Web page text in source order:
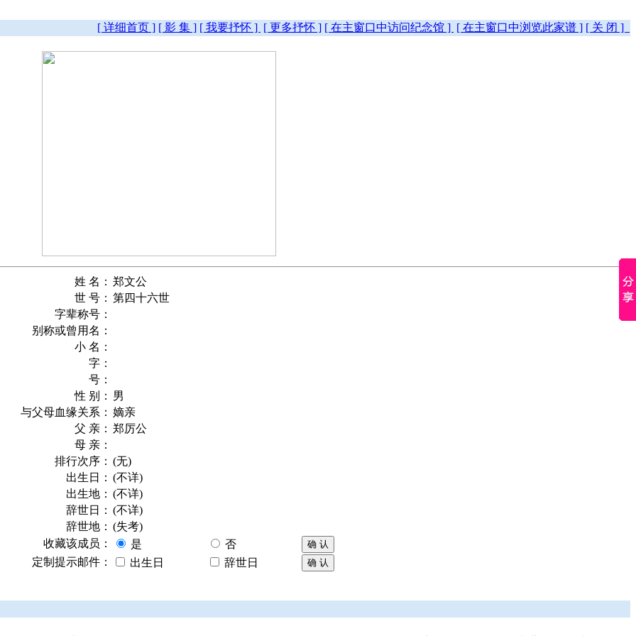
[ 详细首页 ] [ 影 集 ] [ 我要抒怀 ] [ 更多抒怀 ] [ 在主窗口中访问纪念馆 ] [ 在主窗口中浏览此家谱 ] [ 关 闭 ]
姓 名： 郑文公
世 号： 第四十六世
字辈称号：
别称或曾用名：
小 名：
字：
号：
性 别： 男
与父母血缘关系： 嫡亲
父 亲： 郑厉公
母 亲：
排行次序： (无)
出生日： (不详)
出生地： (不详)
辞世日： (不详)
辞世地： (失考)
收藏该成员：
是
否
定制提示邮件：
出生日 辞世日